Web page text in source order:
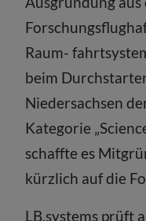
Raum-
beim
Niedersachsen
Kategorie
schaffte es
kürzlich auf die
LB.systems prüft